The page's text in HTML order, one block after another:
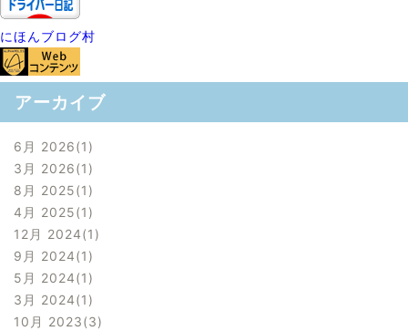
にほんブログ村
アーカイブ
6月 2026 1
3月 2026 1
8月 2025 1
4月 2025 1
12月 2024 1
9月 2024 1
5月 2024 1
3月 2024 1
10月 2023 3